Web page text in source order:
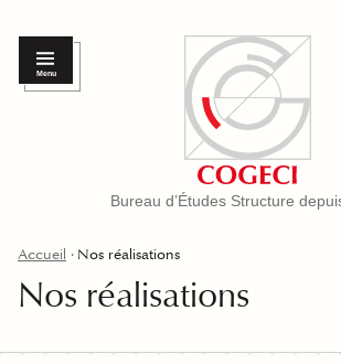
Menu
Bureau d’Études Structure
Accueil Nos réalisations
Nos réalisations